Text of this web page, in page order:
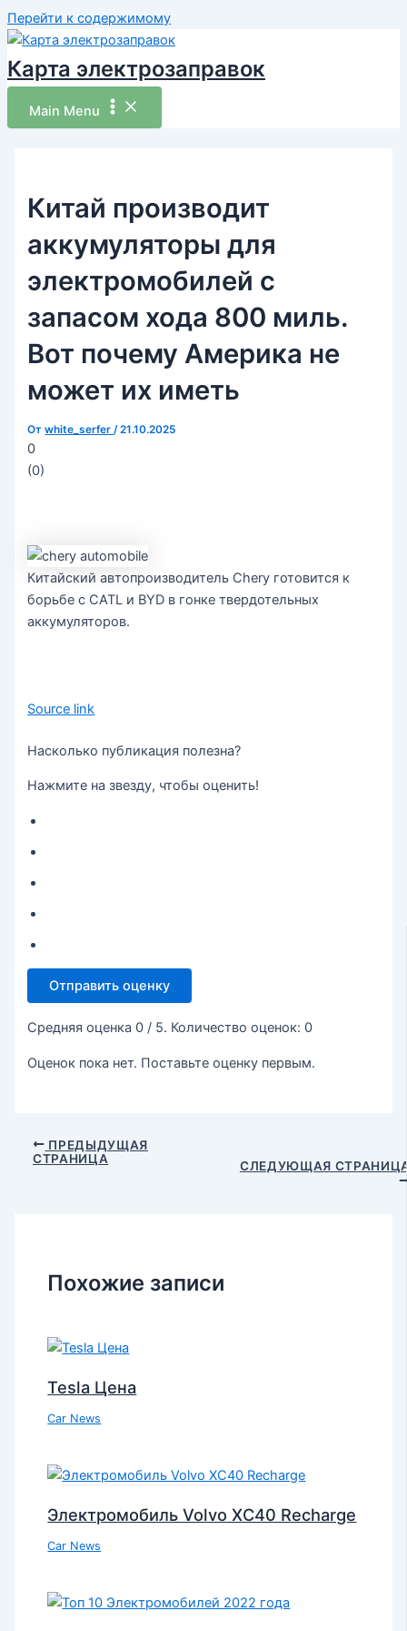
Перейти к содержимому
Карта электрозаправок
Main Menu
Китай производит
аккумуляторы для
электромобилей с
запасом хода 800 миль.
Вот почему Америка не
может их иметь
Отwhite_serfer/21.10.2025
0
(0)
Китайский автопроизводитель Chery готовится к
борьбе с CATL и BYD в гонке твердотельных
аккумуляторов.
Source link
Насколько публикация полезна?
Нажмите на звезду, чтобы оценить!
Отправить оценку
Средняя оценка 0 / 5. Количество оценок: 0
Оценок пока нет. Поставьте оценку первым.
ПРЕДЫДУЩАЯ
СТРАНИЦА
СЛЕДУЮЩАЯ
Похожие записи
Tesla Цена
Car News
Электромобиль Volvo XC40 Recharge
Car News